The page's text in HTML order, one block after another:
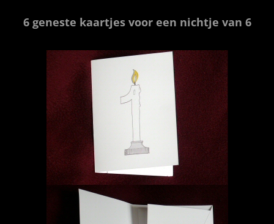
6 geneste kaartjes voor een nichtje van 6